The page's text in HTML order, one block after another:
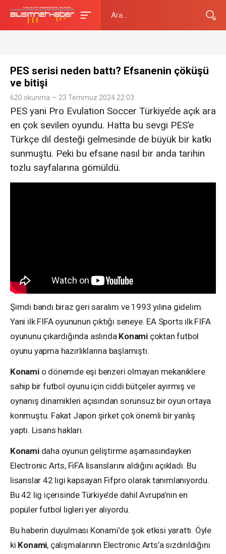
PES serisi neden battı? Efsanenin çöküşü
ve bitişi
620 okunma — 23 Temmuz 2024 22:03
PES yani Pro Evulation Soccer Türkiye’de açık ara
en çok sevilen oyundu. Hatta bu sevgi PES’e
Türkçe dil desteği gelmesinde de büyük bir katkı
sunmuştu. Peki bu efsane nasıl bir anda tarihin
tozlu sayfalarına gömüldü.
Şimdi bandı biraz geri saralım ve 1993 yılına gidelim.
Yani ilk FIFA oyununun çıktığı seneye. EA Sports ilk FIFA
oyununu çıkardığında aslında Konami çoktan futbol
oyunu yapma hazırlıklarına başlamıştı.
Konamio dönemde eşi benzeri olmayan mekaniklere
sahip bir futbol oyunu için ciddi bütçeler ayırmış ve
oynanış dinamikleri açısından sorunsuz bir oyun ortaya
konmuştu. Fakat Japon şirket çok önemli bir yanlış
yaptı. Lisans hakları.
Konamidaha oyunun geliştirme aşamasındayken
Electronic Arts, FiFA lisanslarını aldığını açıkladı. Bu
lisanslar 42 ligi kapsayan Fifpro olarak tanımlanıyordu.
Bu 42 lig içerisinde Türkiye’de dahil Avrupa’nın en
popüler futbol ligleri yer alıyordu.
Bu haberin duyulması Konami’de şok etkisi yarattı. Öyle
ki Konami, çalışmalarının Electronic Arts’a sızdırıldığını